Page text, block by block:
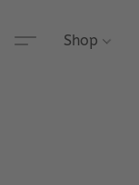
Shop